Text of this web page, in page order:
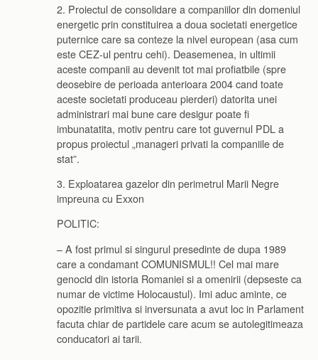
2. Proiectul de consolidare a companiilor din domeniul
energetic prin constituirea a doua societati energetice
puternice care sa conteze la nivel european (asa cum
este CEZ-ul pentru cehi). Deasemenea, in ultimii
aceste companii au devenit tot mai profiatbile (spre
deosebire de perioada anterioara 2004 cand toate
aceste societati produceau pierderi) datorita unei
administrari mai bune care desigur poate fi
imbunatatita, motiv pentru care tot guvernul PDL a
propus proiectul „manageri privati la companiile de
stat”.
3. Exploatarea gazelor din perimetrul Marii Negre
impreuna cu Exxon
POLITIC:
– A fost primul si singurul presedinte de dupa 1989
care a condamant COMUNISMUL!! Cel mai mare
genocid din istoria Romaniei si a omenirii (depseste ca
numar de victime Holocaustul). Imi aduc aminte, ce
opozitie primitiva si inversunata a avut loc in Parlament
facuta chiar de partidele care acum se autolegitimeaza
conducatori ai tarii.